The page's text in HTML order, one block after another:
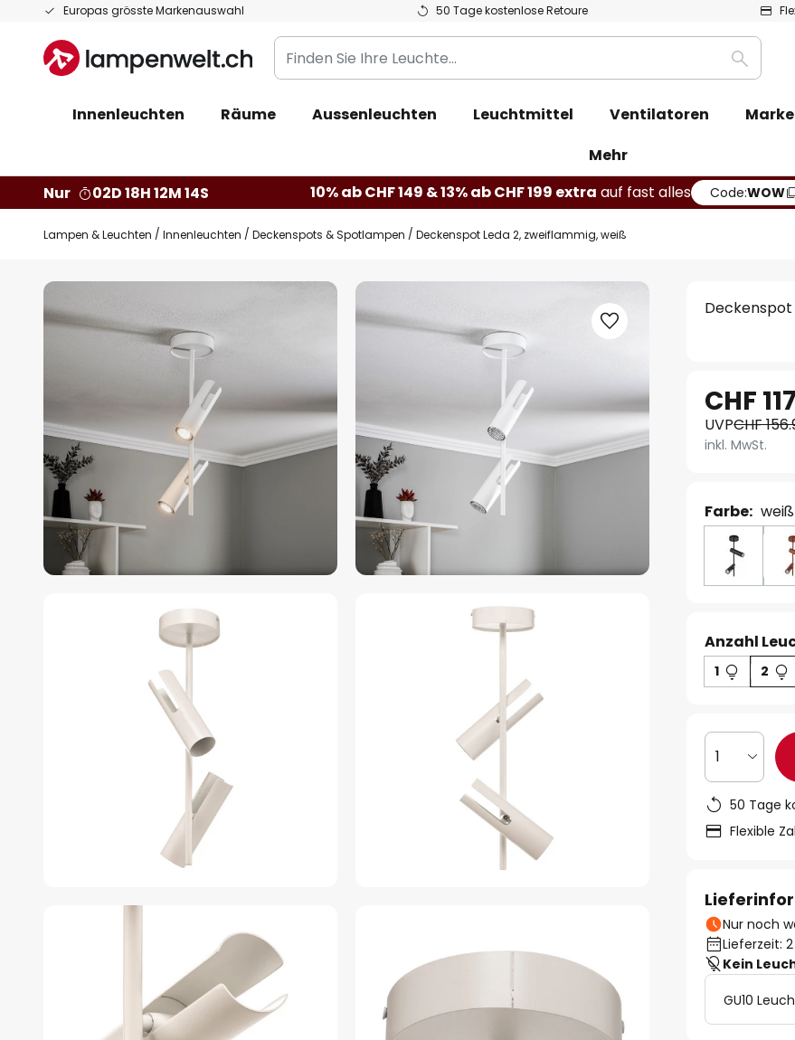
Europas grösste Markenauswahl 50 Tage kostenlose Retoure
Zum
springen
Finden
Sie
Leuchte...
Suche
Innenleuchten Räume Aussenleuchten Leuchtmittel Ventilatoren
Mehr
Nur
02D 18H 12M 13S 10% ab CHF 149 & 13% ab CHF 199 extra auf fast alles Code:WOW
Lampen & Leuchten Innenleuchten Deckenspots & Spotlampen Deckenspot Leda 2, zweiflammig, weiß
Zum
Ende
Deckenspot
CHF
UVPCHF
inkl. MwSt.
Farbe: weiß
Anzahl
1 2
1
50 Tage
Flexible
Nur noch
Lieferzeit:
Kein
GU10